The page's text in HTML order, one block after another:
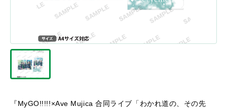
『MyGO!!!!!×Ave Mujica 合同ライブ「わかれ道の、その先